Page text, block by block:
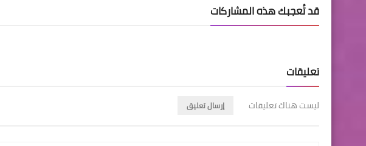
قد تُعجبك هذه المشاركات
تعليقات
ليست هناك تعليقات إرسال تعليق